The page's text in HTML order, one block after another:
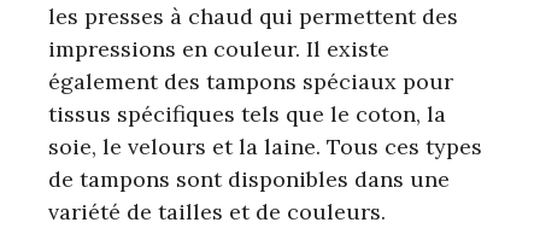
les presses à chaud qui permettent des
impressions en couleur. Il existe
également des tampons spéciaux pour
tissus spécifiques tels que le coton, la
soie, le velours et la laine. Tous ces types
de tampons sont disponibles dans une
variété de tailles et de couleurs.